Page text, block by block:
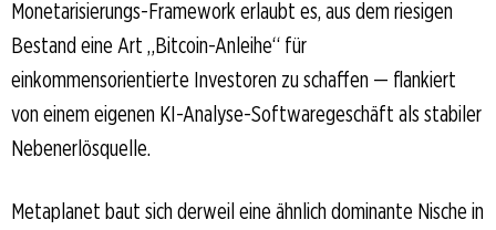
Monetarisierungs-Framework erlaubt es, aus dem riesigen
Bestand eine Art „Bitcoin-Anleihe“ für
einkommensorientierte Investoren zu schaffen — flankiert
von einem eigenen KI-Analyse-Softwaregeschäft als stabiler
Nebenerlösquelle.
Metaplanet baut sich derweil eine ähnlich dominante Nische in